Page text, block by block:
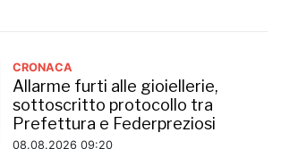
CRONACA
Allarme furti alle gioiellerie,
sottoscritto protocollo tra
Prefettura e Federpreziosi
08.08.2026 09:20